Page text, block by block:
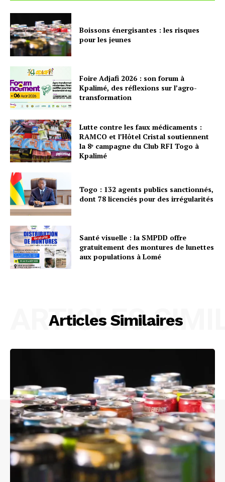
Boissons énergisantes : les risques
pour les jeunes
Foire Adjafi 2026 : son forum à
Kpalimé, des réflexions sur l’agro-
transformation
Lutte contre les faux médicaments :
RAMCO et l’Hôtel Cristal soutiennent
la 8ᵉ campagne du Club RFI Togo à
Kpalimé
Togo : 132 agents publics sanctionnés,
dont 78 licenciés pour des irrégularités
Santé visuelle : la SMPDD offre
gratuitement des montures de lunettes
aux populations à Lomé
Articles Similaires
ARTICLES